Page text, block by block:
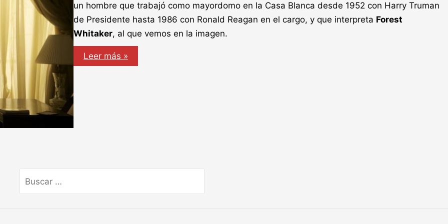
un hombre que trabajó como mayordomo en la Casa Blanca desde 1952 con Harry Truman
de Presidente hasta 1986 con Ronald Reagan en el cargo, y que interpreta Forest
Whitaker, al que vemos en la imagen.
The
Butler,
Leer más »
por: